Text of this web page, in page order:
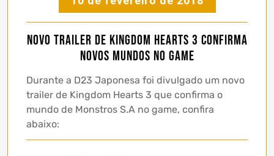
Novo trailer de Kingdom Hearts 3 confirma
novos mundos no game
Durante a D23 Japonesa foi divulgado um novo
trailer de Kingdom Hearts 3 que confirma o
mundo de Monstros S.A no game, confira
abaixo: